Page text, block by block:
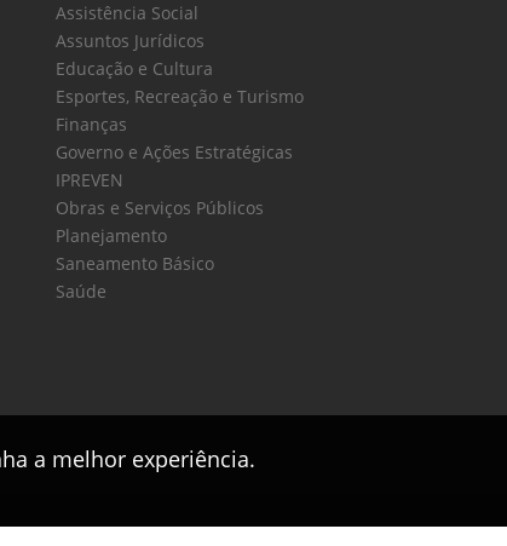
a melhor experiência.
Assistência Social
Assuntos Jurídicos
Educação e Cultura
Esportes, Recreação e Turismo
Finanças
Governo e Ações Estratégicas
IPREVEN
Obras e Serviços Públicos
Planejamento
Saneamento Básico
Saúde